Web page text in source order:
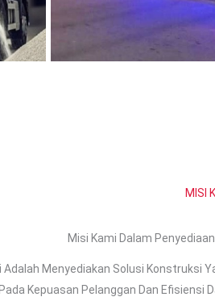
MISI
Misi Kami Dalam
Adalah Menyediakan Solusi Konstruksi
Pada Kepuasan Pelanggan Dan Efisiensi